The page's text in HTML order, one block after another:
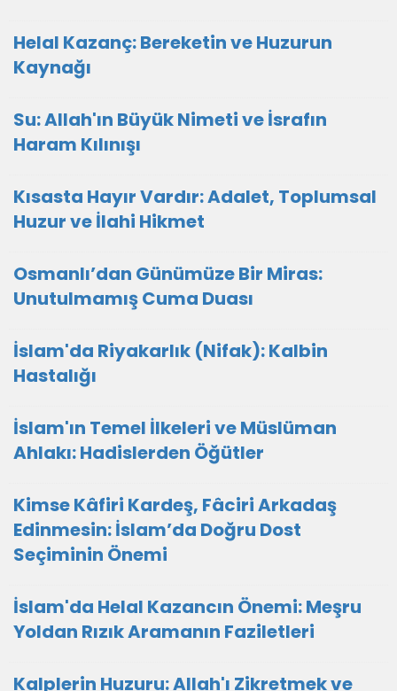
Helal Kazanç: Bereketin ve Huzurun
Kaynağı
Su: Allah'ın Büyük Nimeti ve İsrafın
Haram Kılınışı
Kısasta Hayır Vardır: Adalet, Toplumsal
Huzur ve İlahi Hikmet
Osmanlı’dan Günümüze Bir Miras:
Unutulmamış Cuma Duası
İslam'da Riyakarlık (Nifak): Kalbin
Hastalığı
İslam'ın Temel İlkeleri ve Müslüman
Ahlakı: Hadislerden Öğütler
Kimse Kâfiri Kardeş, Fâciri Arkadaş
Edinmesin: İslam’da Doğru Dost
Seçiminin Önemi
İslam'da Helal Kazancın Önemi: Meşru
Yoldan Rızık Aramanın Faziletleri
Kalplerin Huzuru: Allah'ı Zikretmek ve